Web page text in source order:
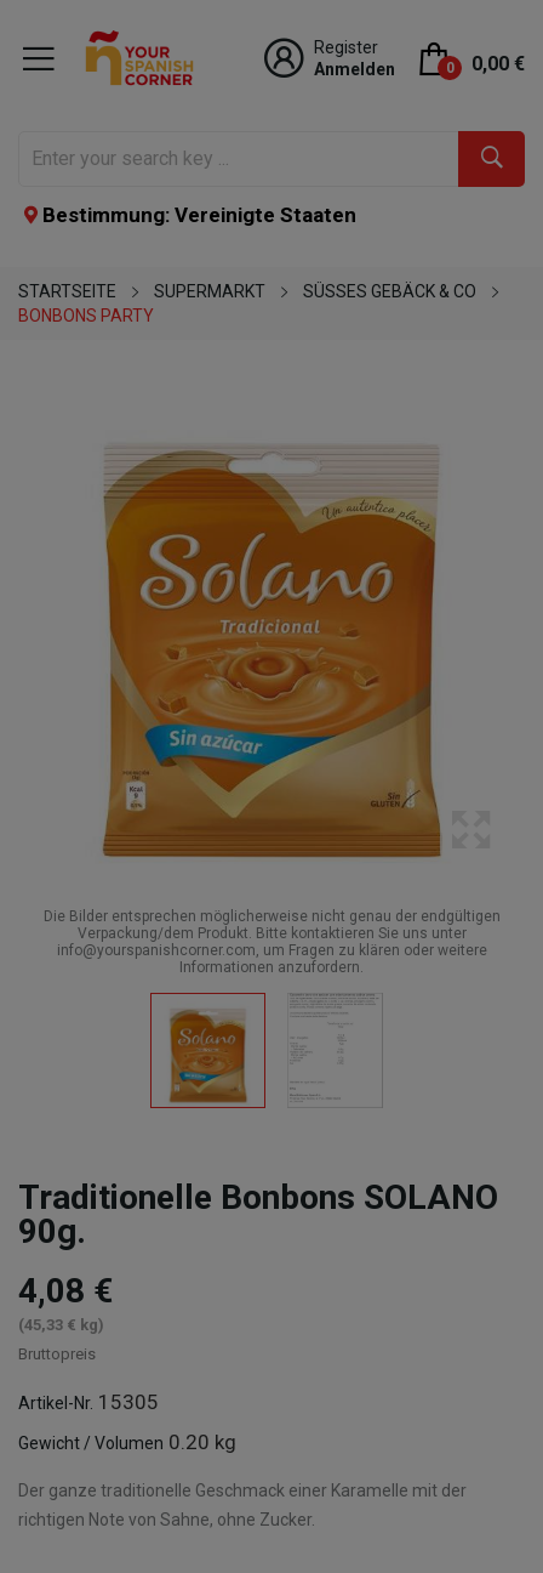
Register
Anmelden
0 0,00 €
Bestimmung: Vereinigte Staaten
STARTSEITE SUPERMARKT
SÜSSES GEBÄCK & CO
BONBONS PARTY
Die Bilder entsprechen möglicherweise nicht genau der endgültigen
Verpackung/dem Produkt. Bitte kontaktieren Sie uns unter
info@yourspanishcorner.com, um Fragen zu klären oder weitere
Informationen anzufordern.
Traditionelle Bonbons SOLANO
90g.
4,08 €
(45,33 € kg)
Bruttopreis
Artikel-Nr. 15305
Gewicht / Volumen 0.20 kg
Der ganze traditionelle Geschmack einer Karamelle mit der
richtigen Note von Sahne, ohne Zucker.